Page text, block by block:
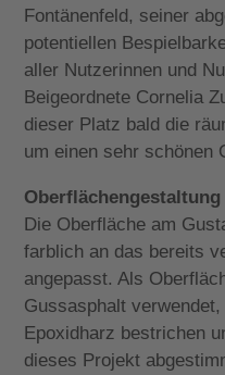
Fontänenfeld, seiner
potentiellen
aller Nutzerinnen und
Beigeordnete Cornelia
dieser Platz bald die
um einen sehr schönen
Die Oberfläche am
farblich an das bereits
angepasst. Als
Gussasphalt
Epoxidharz bestrichen
dieses Projekt